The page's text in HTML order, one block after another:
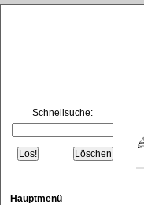
Schnellsuche:
Hauptmenü